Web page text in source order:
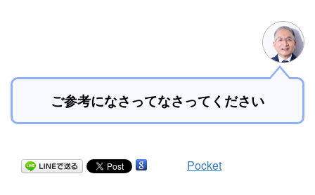
ご参考になさってなさってください
Pocket